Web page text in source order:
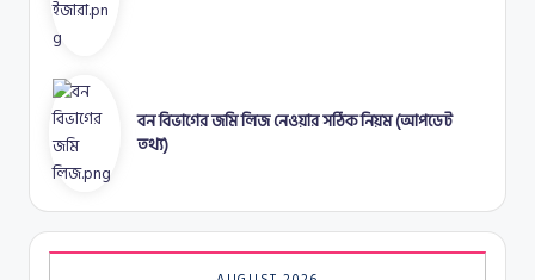
বন বিভাগের জমি লিজ নেওয়ার সঠিক নিয়ম (আপডেট
তথ্য)